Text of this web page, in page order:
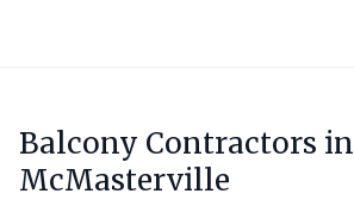
Balcony Contractors in
McMasterville